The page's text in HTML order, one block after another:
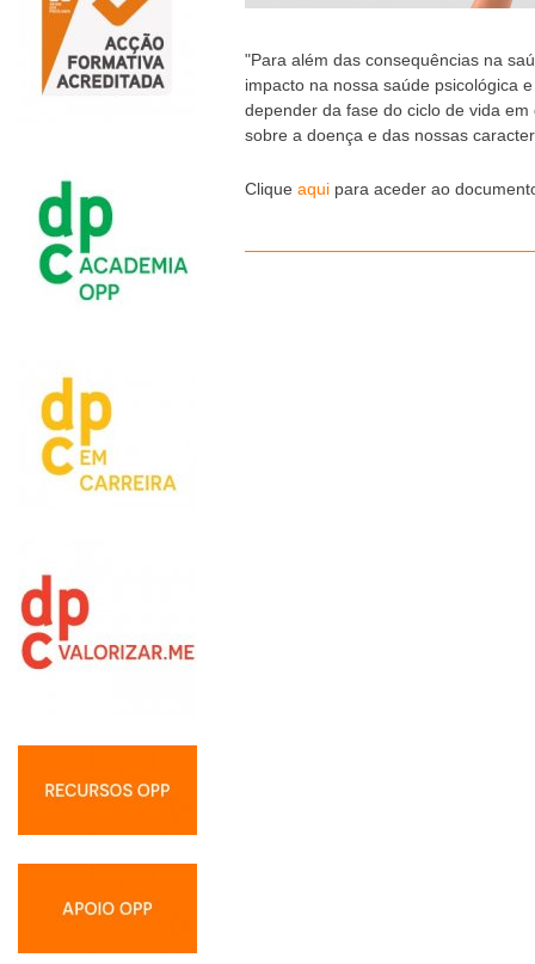
"Para além das consequências na
impacto na nossa saúde psicológica
depender da fase do ciclo de vida
sobre a doença e das nossas
Clique aqui para aceder ao